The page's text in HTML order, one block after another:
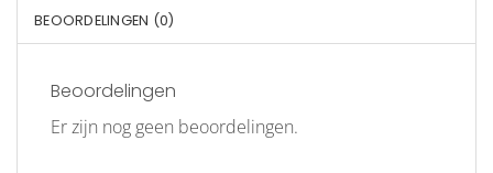
BEOORDELINGEN (0)
Beoordelingen
Er zijn nog geen beoordelingen.